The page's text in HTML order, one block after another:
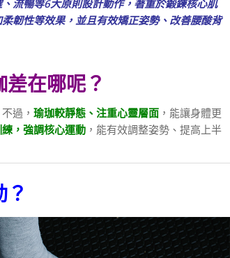
流暢等6大原則設計動作，著重於鍛鍊核心肌
韌性等效果，並且有效矯正姿勢、改善腰酸背
在哪呢？
過， 瑜珈較靜態、注重心靈層面 ，能讓身體更
，強調核心運動 ，能有效調整姿勢、提高上半